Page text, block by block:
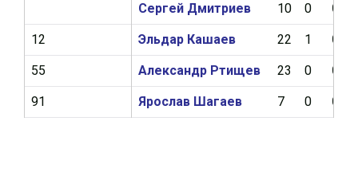
Сергей Дмитриев 10 0 0
Эльдар Кашаев 22 1 0
Александр Ртищев 23 0 0
Ярослав Шагаев 7 0 0
12
55
91